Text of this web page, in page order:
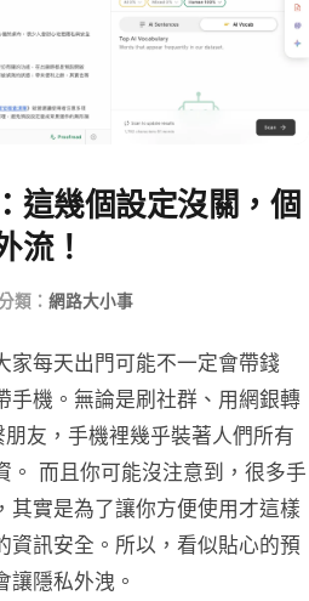
這幾個設定沒關，個
流！
類： 網路大小事
家每天出門可能不一定會帶錢
手機。無論是刷社群、用網銀轉
友，手機裡幾乎裝著人們所有
。 而且你可能沒注意到，很多手
其實是為了讓你方便使用才這樣
資訊安全。所以，看似貼心的預
讓隱私外洩。